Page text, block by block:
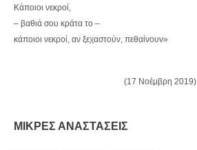
Κάποιοι νεκροί,
– βαθιά σου κράτα το –
κάποιοι νεκροί, αν ξεχαστούν, πεθαίνουν»
(17 Νοέμβρη 2019)
ΜΙΚΡΕΣ ΑΝΑΣΤΑΣΕΙΣ